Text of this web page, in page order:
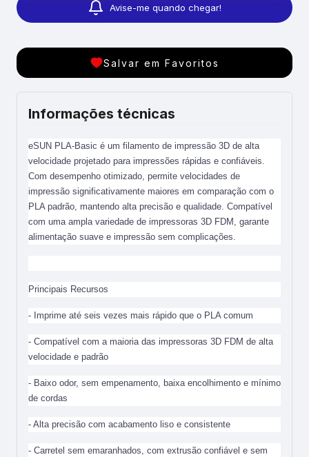
Avise-me quando chegar!
Salvar em Favoritos
Informações técnicas
eSUN PLA-Basic é um filamento de impressão 3D de alta
velocidade projetado para impressões rápidas e confiáveis.
Com desempenho otimizado, permite velocidades de
impressão significativamente maiores em comparação com o
PLA padrão, mantendo alta precisão e qualidade. Compatível
com uma ampla variedade de impressoras 3D FDM, garante
alimentação suave e impressão sem complicações.
Principais Recursos
- Imprime até seis vezes mais rápido que o PLA comum
- Compatível com a maioria das impressoras 3D FDM de alta
velocidade e padrão
- Baixo odor, sem empenamento, baixa encolhimento e mínimo
de cordas
- Alta precisão com acabamento liso e consistente
- Carretel sem emaranhados, com extrusão confiável e sem